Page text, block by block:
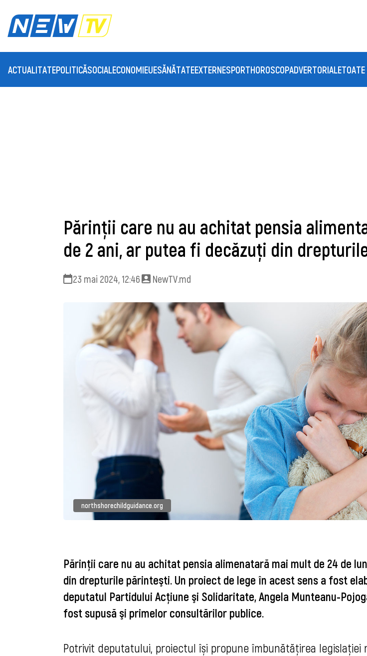
ACTUALITATEPOLITICĂSOCIAL ECONOMIEUESĂNĂTATEEXTERNESPORTHOROSCOPADVERTORIALE
Părinţii care nu au achitat pensia
de 2 ani, ar putea fi decăzuţi din
23 mai 2024, 12:46 NewTV.md
northshorechildguidance.org
Părinţii care nu au achitat pensia alimenatară mai mult de 24 de
din drepturile părinteşti. Un proiect de lege în acest sens a fost
deputatul Partidului Acţiune şi Solidaritate, Angela Munteanu-
fost supusă şi primelor consultărilor publice.
Potrivit deputatului, proiectul își propune îmbunătățirea legislației